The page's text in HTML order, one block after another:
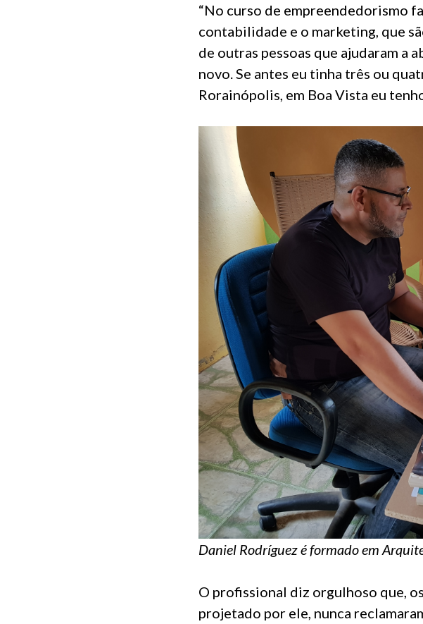
“No curso de empreendedorismo
contabilidade e o marketing, que
de outras pessoas que ajudaram a
novo. Se antes eu tinha três ou
Rorainópolis, em Boa Vista eu
Daniel Rodríguez é formado em
O profissional diz orgulhoso que,
projetado por ele, nunca